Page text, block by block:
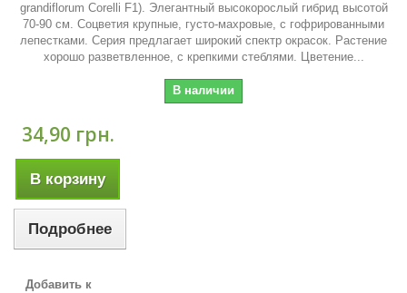
grandiflorum Corelli F1). Элегантный высокорослый гибрид высотой
70-90 см. Соцветия крупные, густо-махровые, с гофрированными
лепестками. Серия предлагает широкий спектр окрасок. Растение
хорошо разветвленное, с крепкими стеблями. Цветение...
В наличии
34,90 грн.
В корзину
Подробнее
Добавить к